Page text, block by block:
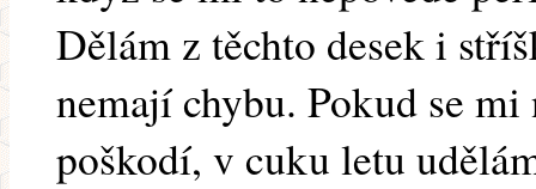
Dělám z těchto desek i
nemají chybu. Pokud se
poškodí, v cuku letu